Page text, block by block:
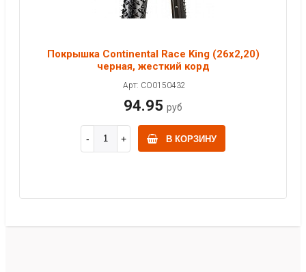
Покрышка Continental Race King (26x2,20)
черная, жесткий корд
Арт: CO0150432
94.95 руб
В КОРЗИНУ